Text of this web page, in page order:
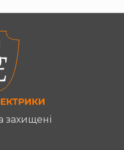
захищені